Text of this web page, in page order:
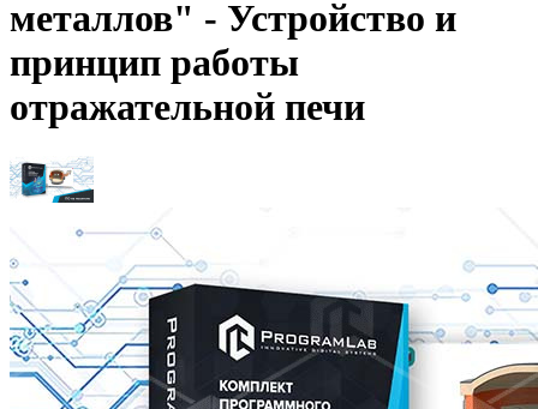
металлов" - Устройство и
принцип работы
отражательной печи